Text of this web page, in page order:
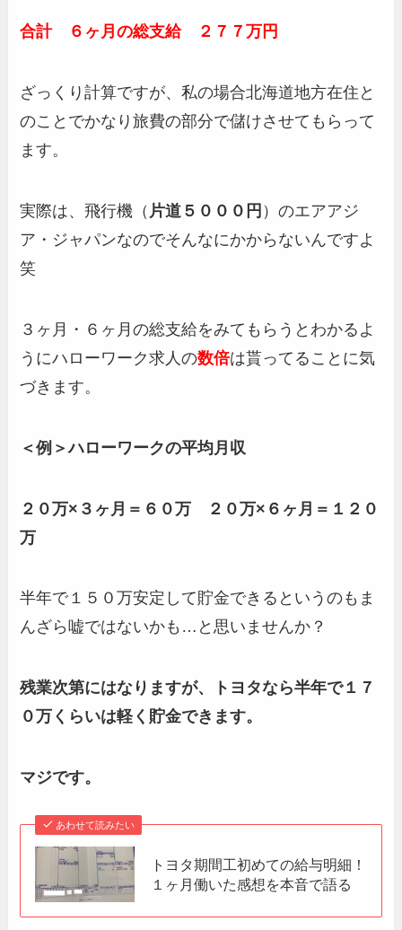
合計 ６ヶ月の総支給 ２７７万円
ざっくり計算ですが、私の場合北海道地方在住と
のことでかなり旅費の部分で儲けさせてもらって
ます。
実際は、飛行機（ 片道５０００円 ）のエアアジ
ア・ジャパンなのでそんなにかからないんですよ
笑
３ヶ月・６ヶ月の総支給をみてもらうとわかるよ
うにハローワーク求人の数倍は貰ってることに気
づきます。
＜例＞ハローワークの平均月収
２０万×３ヶ月＝６０万 ２０万×６ヶ月＝１２０
万
半年で１５０万安定して貯金できるというのもま
んざら嘘ではないかも…と思いませんか？
残業次第にはなりますが、トヨタなら半年で１７
０万くらいは軽く貯金できます。
マジです。
あわせて読みたい
トヨタ期間工初めての給与明細！
１ヶ月働いた感想を本音で語る